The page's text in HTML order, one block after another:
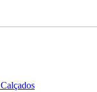
Calçados